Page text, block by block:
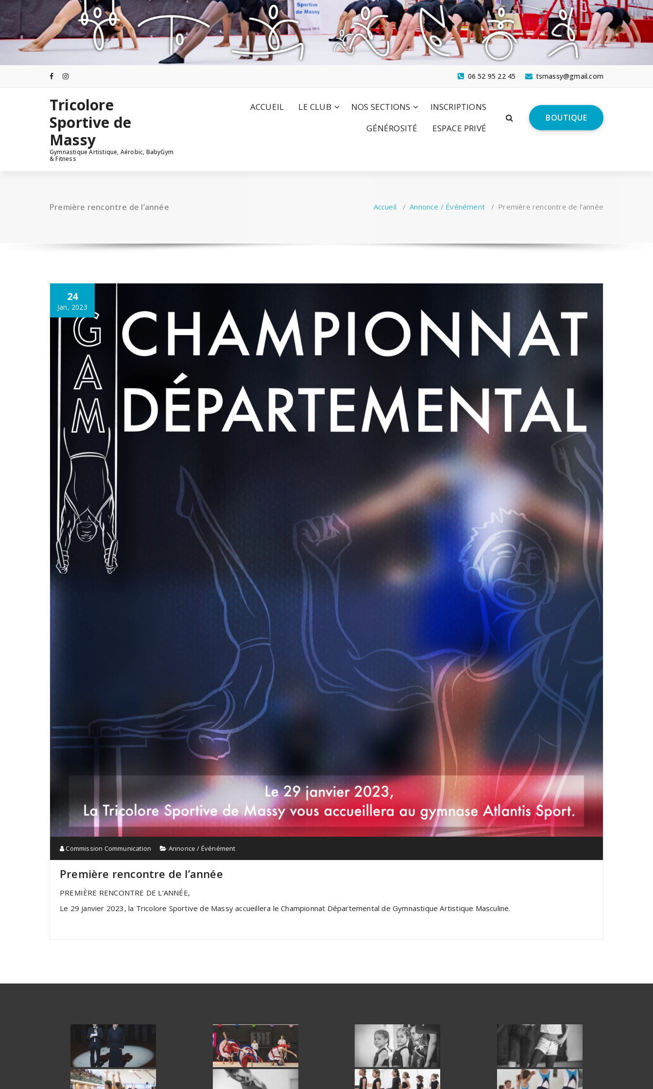
Aller
contenu
tsmassy@gmail.com
06 52 95 22 45
Tricolore
Sportive de
Massy
Gymnastique Artistique, Aérobic, BabyGym
& Fitness
ACCUEIL LE CLUB NOS SECTIONS
INSCRIPTIONS
GÉNÉROSITÉ
ESPACE PRIVÉ
BOUTIQUE
Première rencontre de l’année Accueil /Annonce / Événément/ Première rencontre de l’année
24
Jan, 2023
Commission Communication Annonce / Événément
Première rencontre de l’année
PREMIÈRE RENCONTRE DE L’ANNÉE,
Le 29 janvier 2023, la Tricolore Sportive de Massy accueillera le Championnat Départemental de Gymnastique Artistique Masculine.